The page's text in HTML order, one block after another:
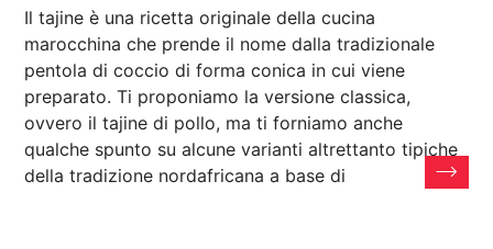
Il tajine è una ricetta originale della cucina
marocchina che prende il nome dalla tradizionale
pentola di coccio di forma conica in cui viene
preparato. Ti proponiamo la versione classica,
ovvero il tajine di pollo, ma ti forniamo anche
qualche spunto su alcune varianti altrettanto tipiche
della tradizione nordafricana a base di